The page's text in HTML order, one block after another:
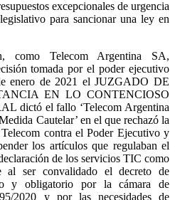
excepcionales de urgencia
para sancionar una ley en
como Telecom Argentina SA,
tomada por el poder ejecutivo
enero de 2021 el JUZGADO DE
EN LO CONTENCIOSO
dictó el fallo ‘Telecom Argentina
Cautelar’ en el que rechazó la
contra el Poder Ejecutivo y
los artículos que regulaban el
de los servicios TIC como
al ser convalidado el decreto de
y obligatorio por la cámara de
2020 y por las necesidades de